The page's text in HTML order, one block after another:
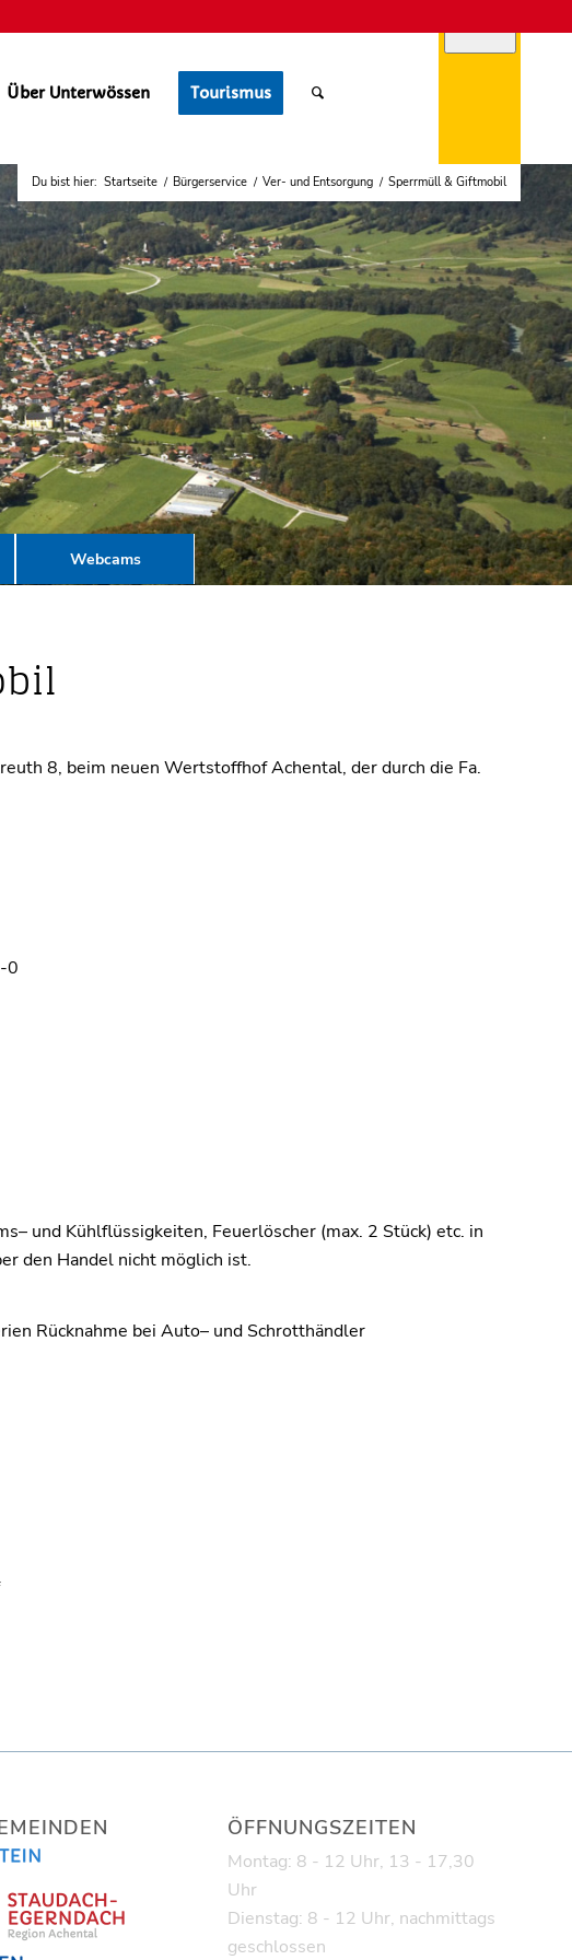
Über Unterwössen Tourismus
Du bist hier: Startseite / Bürgerservice / Ver- und Entsorgung / Sperrmüll & Giftmobil
Webcams
8, beim neuen Wertstoffhof Achental, der durch die Fa.
0
– und Kühlflüssigkeiten, Feuerlöscher (max. 2 Stück) etc. in
den Handel nicht möglich ist.
Rücknahme bei Auto– und Schrotthändler
ÖFFNUNGSZEITEN
Montag: 8 - 12 Uhr, 13 - 17,30
Uhr
Dienstag: 8 - 12 Uhr, nachmittags
geschlossen